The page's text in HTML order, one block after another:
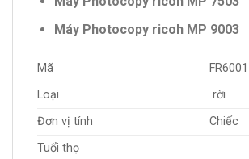
Máy Photocopy ricoh MP 9003
Mã
FR6001
Loại
rời
Đơn vị tính
Chiếc
Tuổi thọ